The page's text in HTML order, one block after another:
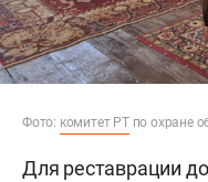
Фото: комитет РТпо охране
Для реставрации